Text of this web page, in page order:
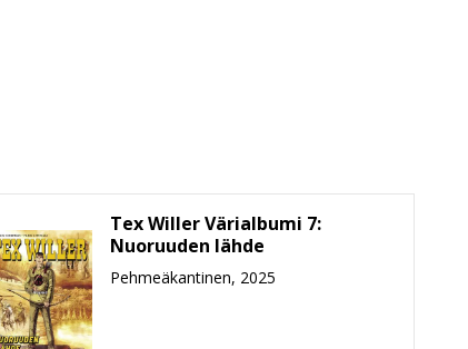
Näihin kuuluvat muun muassa muhkea
rakkaudella ja pieteetillä
Tex Willer Värialbumi 7:
Nuoruuden lähde
Pehmeäkantinen, 2025